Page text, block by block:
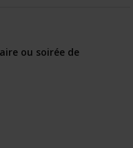
ou soirée de